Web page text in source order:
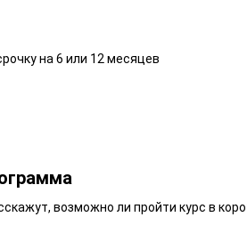
на 6 или 12 месяцев
возможно ли пройти курс в